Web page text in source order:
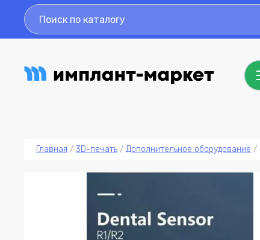
Главная / 3D-печать / Дополнительное оборудование /